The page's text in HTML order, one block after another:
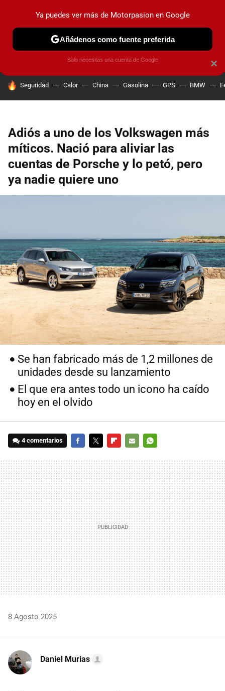
PRUEBAS COCHES ELÉCTRICOS OBSERVATORIO
HOY SE HABLA DE
Seguridad Calor China Gasolina GPS BMW
Adiós a uno de los Volkswagen más
míticos. Nació para aliviar las
cuentas de Porsche y lo petó, pero
ya nadie quiere uno
Se han fabricado más de 1,2 millones de
unidades desde su lanzamiento
El que era antes todo un icono ha caído
hoy en el olvido
4 comentarios
MAIL
8 Agosto 2025
Daniel Murias
×
Ya puedes ver más de Motorpasion en Google
Añádenos como fuente preferida
Solo necesitas una cuenta de Google